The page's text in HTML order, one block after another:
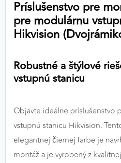
Príslušenstvo pre
pre modulárnu
Hikvision
Robustné a štýlové
vstupnú stanicu
Objavte ideálne príslušenstvo
vstupnú stanicu Hikvision.
elegantnej čiernej farbe je
montáž a je vyrobený z
výkon a funkčnosť našich
Google Analytics
Marketingové cookies sa
správania používateľov
stránkami. Umožňujú nám
zobrazovať cielenú a
našom webe aj v